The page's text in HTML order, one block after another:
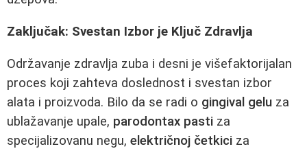
Zaključak: Svestan Izbor je Ključ Zdravlja
Održavanje zdravlja zuba i desni je višefaktorijalan
proces koji zahteva doslednost i svestan izbor
alata i proizvoda. Bilo da se radi o gingival gelu za
ublažavanje upale, parodontax pasti za
specijalizovanu negu, električnoj četkici za